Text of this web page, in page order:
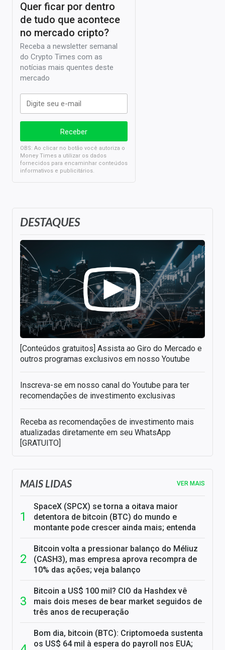
DESTAQUES
[Conteúdos gratuitos] Assista ao Giro do Mercado e
outros programas exclusivos em nosso Youtube
Inscreva-se em nosso canal do Youtube para ter
recomendações de investimento exclusivas
Receba as recomendações de investimento mais
atualizadas diretamente em seu WhatsApp
[GRATUITO]
Quer ficar por dentro
de tudo que acontece
no mercado cripto?
Receba a newsletter semanal
do Crypto Times com as
notícias mais quentes deste
mercado
OBS: Ao clicar no botão você autoriza o
Money Times a utilizar os dados
fornecidos para encaminhar conteúdos
informativos e publicitários.
MAIS LIDAS VER MAIS
SpaceX (SPCX) se torna a oitava maior
detentora de bitcoin (BTC) do mundo e
montante pode crescer ainda mais; entenda
Bitcoin volta a pressionar balanço do Méliuz
(CASH3), mas empresa aprova recompra de
10% das ações; veja balanço
Bitcoin a US$ 100 mil? CIO da Hashdex vê
mais dois meses de bear market seguidos de
três anos de recuperação
Bom dia, bitcoin (BTC): Criptomoeda sustenta
os US$ 64 mil à espera do payroll nos EUA;